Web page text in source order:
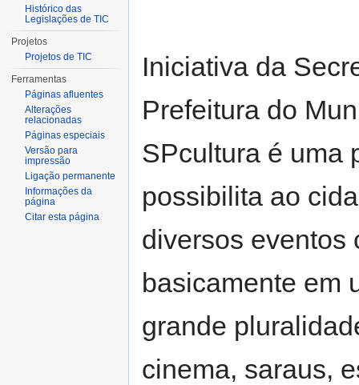
Iniciativa da
Prefeitura do
SPcultura é uma
possibilita ao
diversos eventos
basicamente em
grande
cinema, saraus,
Histórico das
Legislações de TIC
Projetos
Projetos de TIC
Ferramentas
Páginas afluentes
Alterações
relacionadas
Páginas especiais
Versão para
impressão
Ligação permanente
Informações da
página
Citar esta página